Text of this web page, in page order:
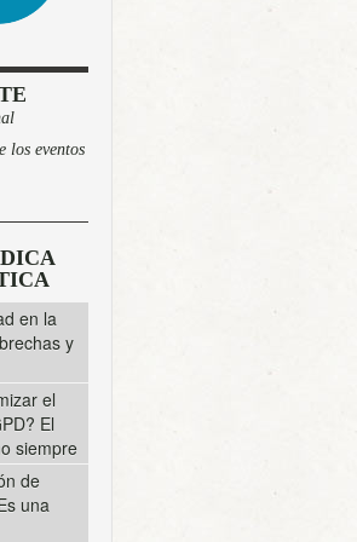
los eventos
en la
y
el
El
siempre
de
una